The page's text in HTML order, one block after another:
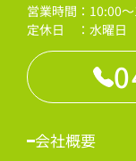
営業時間：10:00
定休日 ：水曜日
会社概要